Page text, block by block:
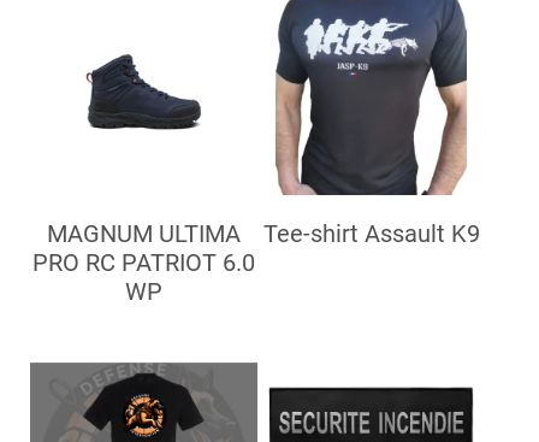
MAGNUM ULTIMA
PRO RC PATRIOT 6.0
WP
Tee-shirt Assault K9